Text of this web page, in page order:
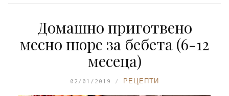
Домашно приготвено
месно пюре за бебета (6-12
месеца)
02/01/2019 РЕЦЕПТИ